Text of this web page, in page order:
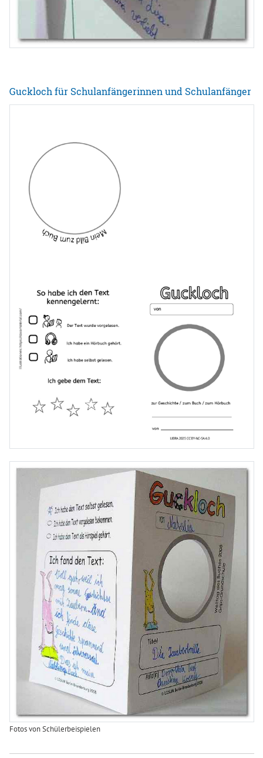
Guckloch für Schulanfängerinnen und Schulanfänger
Fotos von Schülerbeispielen